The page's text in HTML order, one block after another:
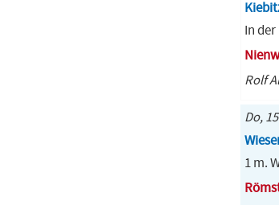
In
Rolf
Do,
1 m.